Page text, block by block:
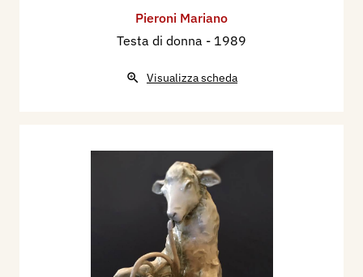
Pieroni Mariano
Testa di donna - 1989
Visualizza scheda